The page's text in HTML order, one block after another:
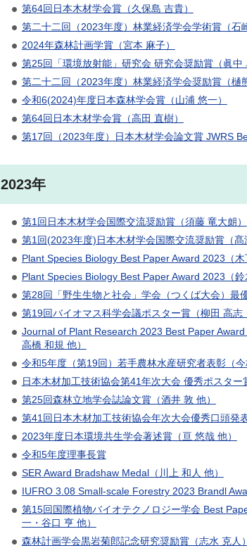
第64回日本木材学会賞（久保島 吉貴）
第二十二回（2023年度）林業経済学会学術賞（石
2024年森林計画学賞（宮本 麻子）
第25回「環境放射能」研究会 研究会奨励賞（眞中
第二十二回（2023年度）林業経済学会奨励賞（樋
令和6(2024)年度日本森林学会賞（山浦 悠一）
第64回日本木材学会賞（高田 直樹）
第17回（2023年度）日本木材学会論文賞 JWRS
2023年
第1回日本木材学会国際交流奨励賞（須藤 竜大朗）
第1回(2023年度)日本木材学会国際交流奨励賞（髙
Plant Species Biology Best Paper Award 2023（木
Plant Species Biology Best Paper Award 2023（鈴
第28回「野生生物と社会」学会（つくば大会）最
第19回バイオマス科学会議ポスター賞（柳田 高志
Journal of Plant Research 2023 Best Paper
高橋 和規 他）
令和5年度（第19回）若手農林水産研究者表彰（今
日本木材加工技術協会第41年次大会 優秀ポスタ
第25回森林立地学会誌論文賞（酒井 敦 他）
第41回日本木材加工技術協会年次大会優秀口頭発
2023年度日本環境共生学会著述賞（亘 悠哉 他）
令和5年度理事長賞
SER Award Bradshaw Medal（川上 和人 他）
IUFRO 3.08 Small-scale Forestry 2023 Brandl
第15回国際植物バイオテクノロジー学会 Best
一・谷口 亨 他）
森林計画学会黒岩菊郎記念研究奨励賞（志水 克人）